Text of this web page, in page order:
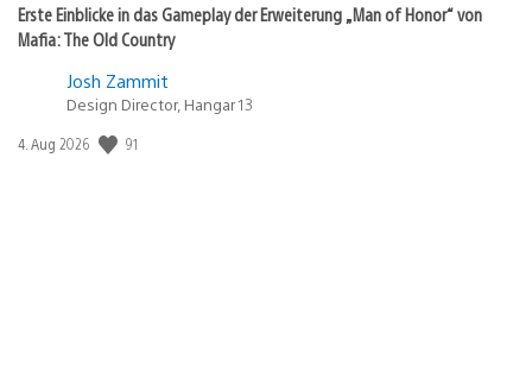
Erste Einblicke in das Gameplay der Erweiterung „Man of Honor“ von
Mafia: The Old Country
Josh Zammit
Design Director, Hangar 13
Veröffentlichungsdatum:
4. Aug 2026 91